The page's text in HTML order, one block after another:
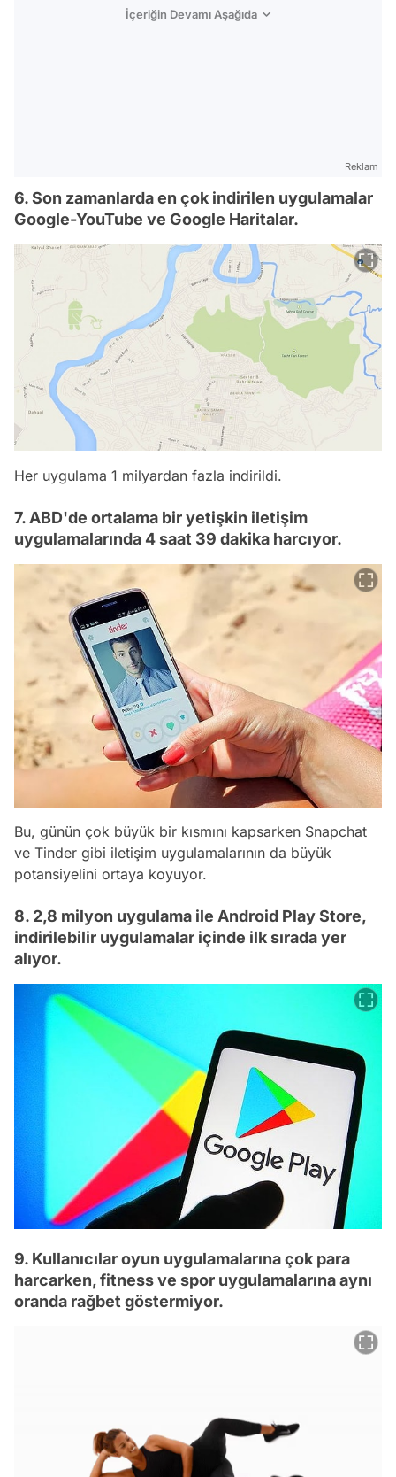
İçeriğin Devamı Aşağıda
Reklam
6. Son zamanlarda en çok indirilen uygulamalar
Google-YouTube ve Google Haritalar.
Her uygulama 1 milyardan fazla indirildi.
7. ABD'de ortalama bir yetişkin iletişim
uygulamalarında 4 saat 39 dakika harcıyor.
Bu, günün çok büyük bir kısmını kapsarken Snapchat
ve Tinder gibi iletişim uygulamalarının da büyük
potansiyelini ortaya koyuyor.
8. 2,8 milyon uygulama ile Android Play Store,
indirilebilir uygulamalar içinde ilk sırada yer
alıyor.
9. Kullanıcılar oyun uygulamalarına çok para
harcarken, fitness ve spor uygulamalarına aynı
oranda rağbet göstermiyor.